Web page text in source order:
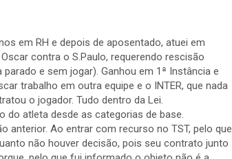
em RH e depois de aposentado, atuei em
contra o S.Paulo, requerendo rescisão
e sem jogar). Ganhou em 1ª Instância e
trabalho em outra equipe e o INTER, que nada
o jogador. Tudo dentro da Lei.
do atleta desde as categorias de base.
anterior. Ao entrar com recurso no TST, pelo que
não houver decisão, pois seu contrato junto